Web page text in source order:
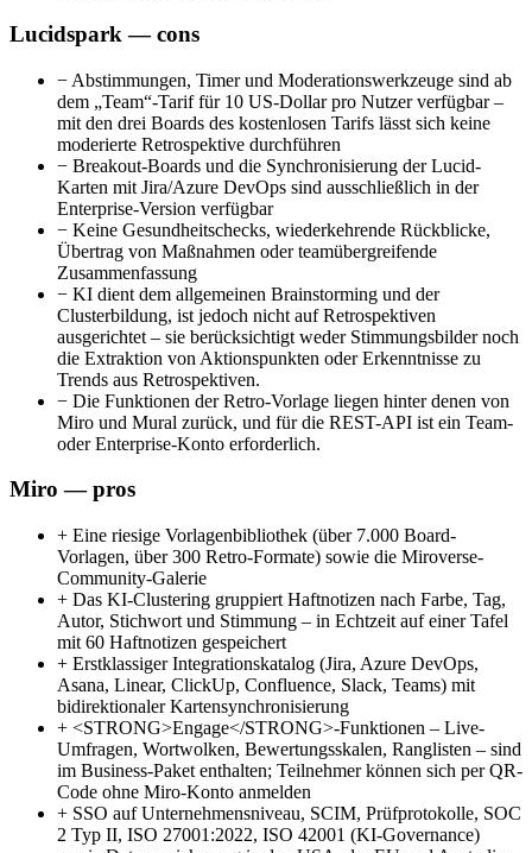
Lucidspark — cons
− Abstimmungen, Timer und Moderationswerkzeuge sind ab
dem „Team“-Tarif für 10 US-Dollar pro Nutzer verfügbar –
mit den drei Boards des kostenlosen Tarifs lässt sich keine
moderierte Retrospektive durchführen
− Breakout-Boards und die Synchronisierung der Lucid-
Karten mit Jira/Azure DevOps sind ausschließlich in der
Enterprise-Version verfügbar
− Keine Gesundheitschecks, wiederkehrende Rückblicke,
Übertrag von Maßnahmen oder teamübergreifende
Zusammenfassung
− KI dient dem allgemeinen Brainstorming und der
Clusterbildung, ist jedoch nicht auf Retrospektiven
ausgerichtet – sie berücksichtigt weder Stimmungsbilder noch
die Extraktion von Aktionspunkten oder Erkenntnisse zu
Trends aus Retrospektiven.
− Die Funktionen der Retro-Vorlage liegen hinter denen von
Miro und Mural zurück, und für die REST-API ist ein Team-
oder Enterprise-Konto erforderlich.
Miro — pros
+ Eine riesige Vorlagenbibliothek (über 7.000 Board-
Vorlagen, über 300 Retro-Formate) sowie die Miroverse-
Community-Galerie
+ Das KI-Clustering gruppiert Haftnotizen nach Farbe, Tag,
Autor, Stichwort und Stimmung – in Echtzeit auf einer Tafel
mit 60 Haftnotizen gespeichert
+ Erstklassiger Integrationskatalog (Jira, Azure DevOps,
Asana, Linear, ClickUp, Confluence, Slack, Teams) mit
bidirektionaler Kartensynchronisierung
+ <STRONG>Engage</STRONG>-Funktionen – Live-
Umfragen, Wortwolken, Bewertungsskalen, Ranglisten – sind
im Business-Paket enthalten; Teilnehmer können sich per QR-
Code ohne Miro-Konto anmelden
+ SSO auf Unternehmensniveau, SCIM, Prüfprotokolle, SOC
2 Typ II, ISO 27001:2022, ISO 42001 (KI-Governance)